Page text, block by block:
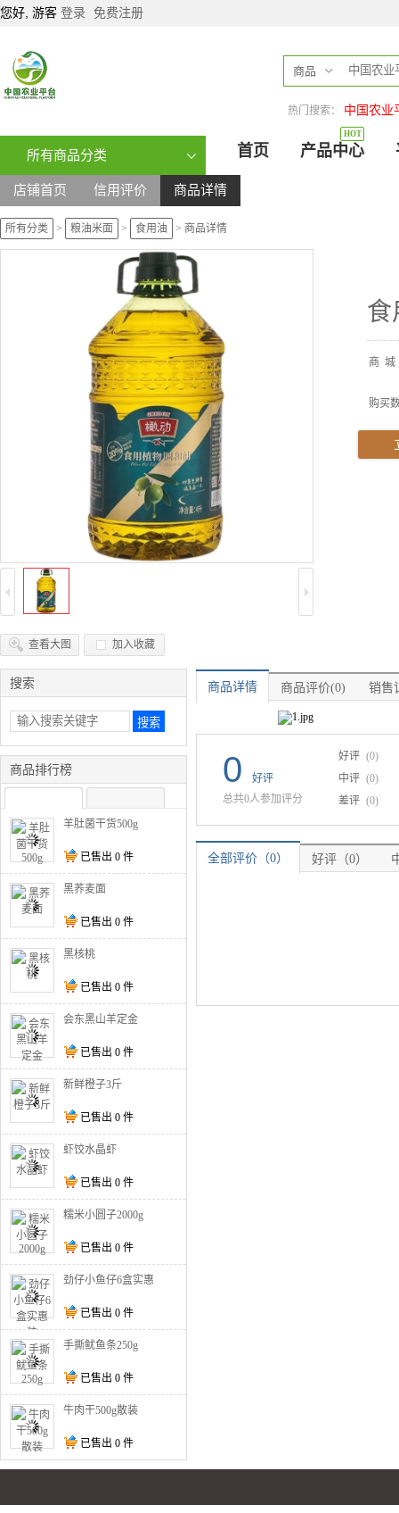
您好, 游客 登录 免费注册
商品
热门搜索： 中国农业
所有商品分类 首页 产品中心
HOT
店铺首页 信用评价 商品详情
所有分类 > 粮油米面 > 食用油 > 商品详情
查看大图 加入收藏
食
商 城
购买
搜索
商品排行榜
羊肚菌干货500g
已售出 0 件
黑荞麦面
已售出 0 件
黑核桃
已售出 0 件
会东黑山羊定金
已售出 0 件
新鲜橙子3斤
已售出 0 件
虾饺水晶虾
已售出 0 件
糯米小圆子2000g
已售出 0 件
劲仔小鱼仔6盒实惠
已售出 0 件
手撕鱿鱼条250g
已售出 0 件
牛肉干500g散装
已售出 0 件
商品详情 商品评价(0) 销售
0
好评
总共0人参加评分
好评 (0)
中评 (0)
差评 (0)
全部评价（0） 好评（0）